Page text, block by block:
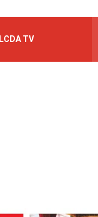
LCDA TV